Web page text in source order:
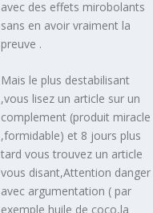
avec des effets mirobolants
sans en avoir vraiment la
preuve .
Mais le plus destabilisant
,vous lisez un article sur un
complement (produit miracle
,formidable) et 8 jours plus
tard vous trouvez un article
vous disant,Attention danger
avec argumentation ( par
exemple huile de coco,la